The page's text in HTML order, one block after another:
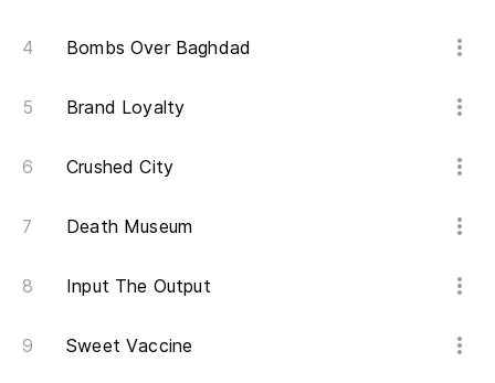
Bombs Over Baghdad
Brand Loyalty
Crushed City
Death Museum
Input The Output
Sweet Vaccine